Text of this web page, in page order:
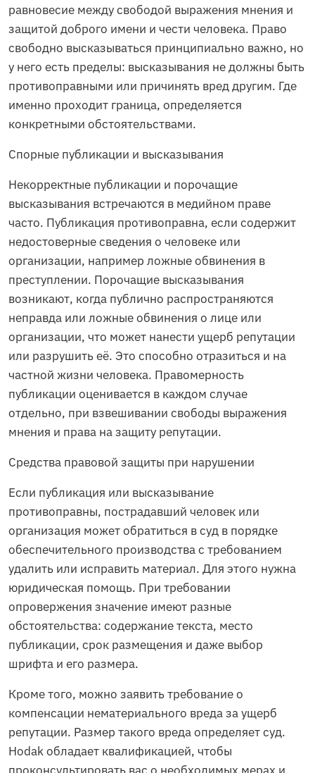
равновесие между свободой выражения мнения и
защитой доброго имени и чести человека. Право
свободно высказываться принципиально важно, но
у него есть пределы: высказывания не должны быть
противоправными или причинять вред другим. Где
именно проходит граница, определяется
конкретными обстоятельствами.
Спорные публикации и высказывания
Некорректные публикации и порочащие
высказывания встречаются в медийном праве
часто. Публикация противоправна, если содержит
недостоверные сведения о человеке или
организации, например ложные обвинения в
преступлении. Порочащие высказывания
возникают, когда публично распространяются
неправда или ложные обвинения о лице или
организации, что может нанести ущерб репутации
или разрушить её. Это способно отразиться и на
частной жизни человека. Правомерность
публикации оценивается в каждом случае
отдельно, при взвешивании свободы выражения
мнения и права на защиту репутации.
Средства правовой защиты при нарушении
Если публикация или высказывание
противоправны, пострадавший человек или
организация может обратиться в суд в порядке
обеспечительного производства с требованием
удалить или исправить материал. Для этого нужна
юридическая помощь. При требовании
опровержения значение имеют разные
обстоятельства: содержание текста, место
публикации, срок размещения и даже выбор
шрифта и его размера.
Кроме того, можно заявить требование о
компенсации нематериального вреда за ущерб
репутации. Размер такого вреда определяет суд.
Hodak обладает квалификацией, чтобы